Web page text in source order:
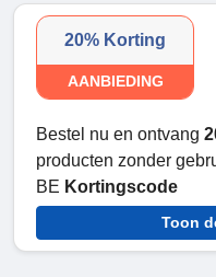
20% Korting
AANBIEDING
Bestel nu en ontvang
producten zonder
BE Kortingscode
Toon